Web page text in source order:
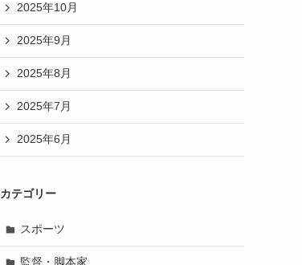
2025年10月
2025年9月
2025年8月
2025年7月
2025年6月
カテゴリー
スポーツ
監督・脚本家